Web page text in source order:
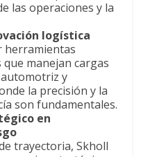
las operaciones y la
logística
herramientas
manejan cargas
y
la precisión y la
son fundamentales.
en
trayectoria, Skholl